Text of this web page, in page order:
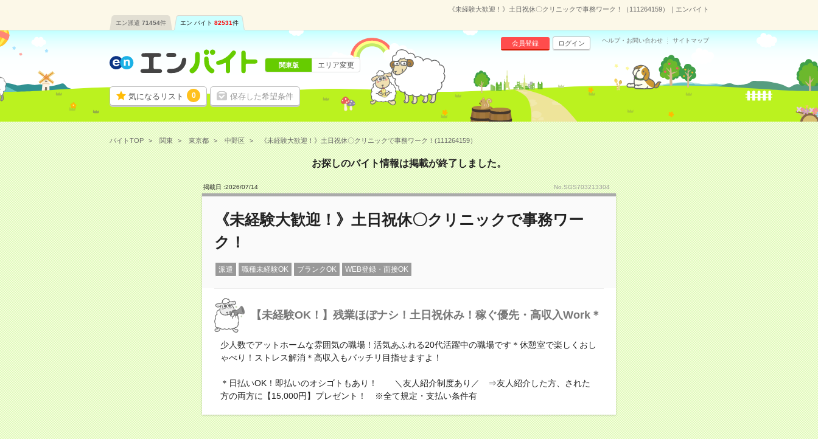
《未経験大歓迎！》土日祝休〇クリニックで事務ワーク！（111264159）｜エンバイト
エン派遣 71454件 エン バイト 82531件
気になるリスト 0 保存した希望条件
会員登録 ログイン ヘルプ・お問い合わせ サイトマップ
関東版 エリア変更
バイトTOP 関東 東京都 中野区 《未経験大歓迎！》土日祝休〇クリニックで事務ワーク！(111264159）
お探しのバイト情報は掲載が終了しました。
掲載日 :2026/07/14 No.SGS703213304
《未経験大歓迎！》土日祝休〇クリニックで事務ワー
ク！
派遣 職種未経験OK ブランクOK WEB登録・面接OK
【未経験OK！】残業ほぼナシ！土日祝休み！稼ぐ優先・高収入Work＊
少人数でアットホームな雰囲気の職場！活気あふれる20代活躍中の職場です＊休憩室で楽しくおし
ゃべり！ストレス解消＊高収入もバッチリ目指せますよ！
＊日払いOK！即払いのオシゴトもあり！ ＼友人紹介制度あり／ ⇒友人紹介した方、された
方の両方に【15,000円】プレゼント！ ※全て規定・支払い条件有